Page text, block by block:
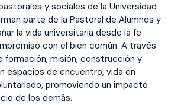
y sociales de la Universidad
parte de la Pastoral de Alumnos y
la vida universitaria desde la fe
con el bien común. A través
formación, misión, construcción y
espacios de encuentro, vida en
promoviendo un impacto
de los demás.